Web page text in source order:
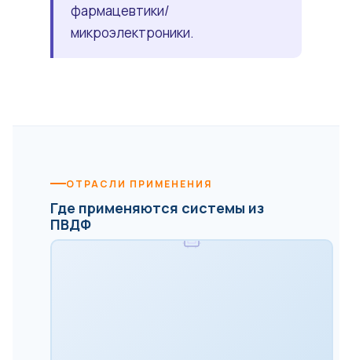
фармацевтики/
микроэлектроники.
ОТРАСЛИ ПРИМЕНЕНИЯ
Где применяются системы из
ПВДФ